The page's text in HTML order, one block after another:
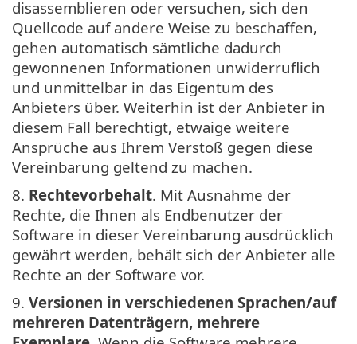
disassemblieren oder versuchen, sich den
Quellcode auf andere Weise zu beschaffen,
gehen automatisch sämtliche dadurch
gewonnenen Informationen unwiderruflich
und unmittelbar in das Eigentum des
Anbieters über. Weiterhin ist der Anbieter in
diesem Fall berechtigt, etwaige weitere
Ansprüche aus Ihrem Verstoß gegen diese
Vereinbarung geltend zu machen.
8. Rechtevorbehalt. Mit Ausnahme der
Rechte, die Ihnen als Endbenutzer der
Software in dieser Vereinbarung ausdrücklich
gewährt werden, behält sich der Anbieter alle
Rechte an der Software vor.
9. Versionen in verschiedenen Sprachen/auf
mehreren Datenträgern, mehrere